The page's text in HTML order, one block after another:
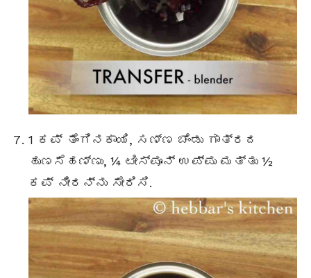
1 ಕಪ್ ತೆಂಗಿನಕಾಯಿ, ಸಣ್ಣ ಚೆಂಡು ಗಾತ್ರದ
ಹುಣಸೆಹಣ್ಣು, ¼ ಟೀಸ್ಪೂನ್ ಉಪ್ಪು ಮತ್ತು ½
ಕಪ್ ನೀರನ್ನು ಸೇರಿಸಿ.